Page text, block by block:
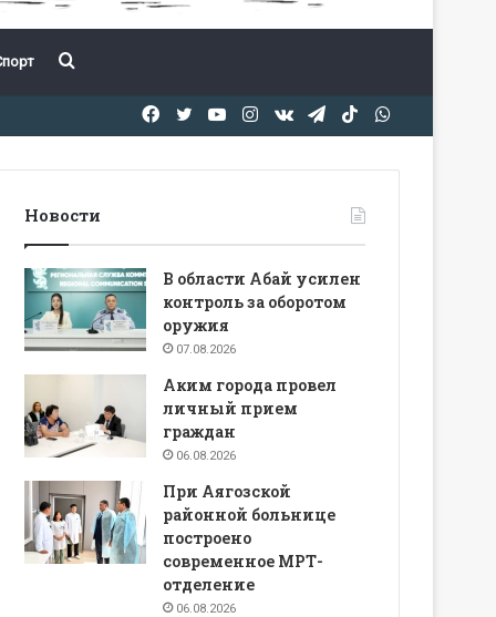
Іздеу
TikTok
Telegram
vk.com
Instagram
YouTube
Twitter
Facebook
Новости
В области Абай усилен
контроль за оборотом
оружия
07.08.2026
Аким города провел
личный прием
граждан
06.08.2026
При Аягозской
районной больнице
построено
современное МРТ-
отделение
06.08.2026